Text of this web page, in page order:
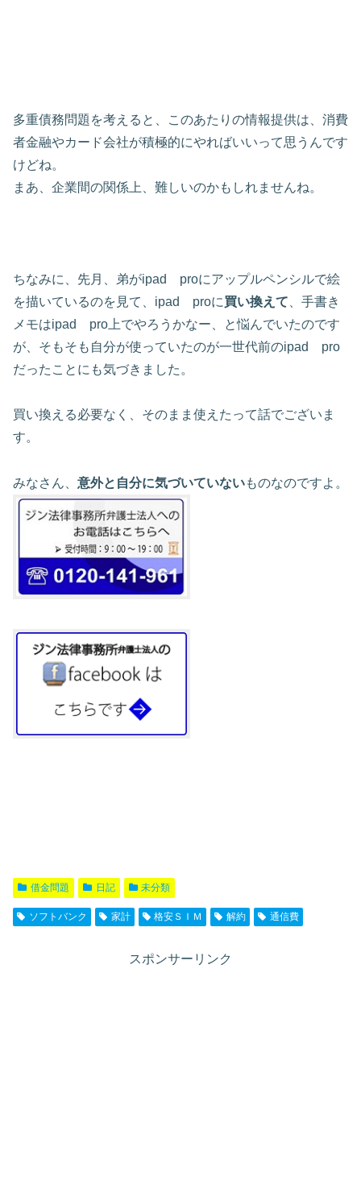
多重債務問題を考えると、このあたりの情報提供は、消費
者金融やカード会社が積極的にやればいいって思うんです
けどね。
まあ、企業間の関係上、難しいのかもしれませんね。
ちなみに、先月、弟がipad proにアップルペンシルで絵
を描いているのを見て、ipad proに買い換えて 、手書き
メモはipad pro上でやろうかなー、と悩んでいたのです
が、そもそも自分が使っていたのが一世代前のipad pro
だったことにも気づきました。
買い換える必要なく、そのまま使えたって話でございま
す。
みなさん、 意外と自分に気づいていないものなのですよ。
借金問題 日記 未分類
ソフトバンク 家計 格安ＳＩＭ 解約 通信費
スポンサーリンク